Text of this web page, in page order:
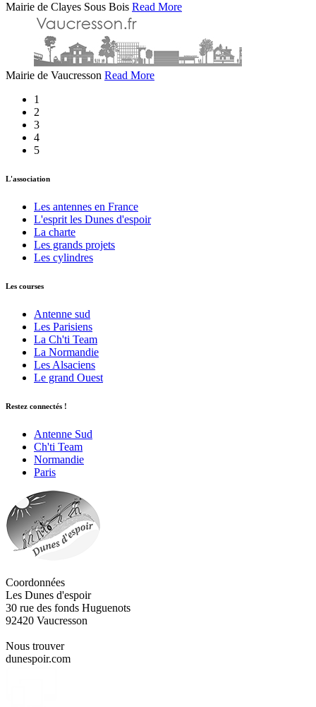
Mairie de Clayes Sous Bois Read More
Mairie de Vaucresson Read More
1
2
3
4
5
L'association
Les antennes en France
L'esprit les Dunes d'espoir
La charte
Les grands projets
Les cylindres
Les courses
Antenne sud
Les Parisiens
La Ch'ti Team
La Normandie
Les Alsaciens
Le grand Ouest
Restez connectés !
Antenne Sud
Ch'ti Team
Normandie
Paris
Coordonnées
Les Dunes d'espoir
30 rue des fonds Huguenots
92420 Vaucresson
Nous trouver
dunespoir.com